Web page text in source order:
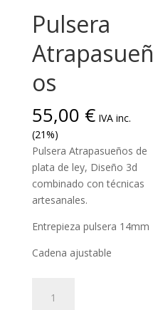
Pulsera
Atrapasueñ
os
55,00 € IVA inc.
(21%)
Pulsera Atrapasueños de
plata de ley, Diseño 3d
combinado con técnicas
artesanales.
Entrepieza pulsera 14mm
Cadena ajustable
Atrapasueños